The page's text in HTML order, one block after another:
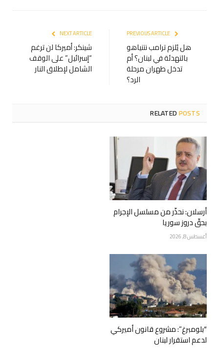
هل يُلزم ترامب نتنياهو
بالتهدئة في لبنان؟ أم
تدخل طهران مرحلة
الرد؟
NEXT ARTICLE
شينكر: أميركا لن ترغم
“إسرائيل” على الوقف
الشامل لإطلاق النار
RELATEDPOSTS
أرسلان: نحذّر من مسلسل الإجرام
بحقّ دروز سوريا
أغسطس 8, 2026
“بلومبرغ”: مشروع قانون أميركي
لدعم استقرار لبنان